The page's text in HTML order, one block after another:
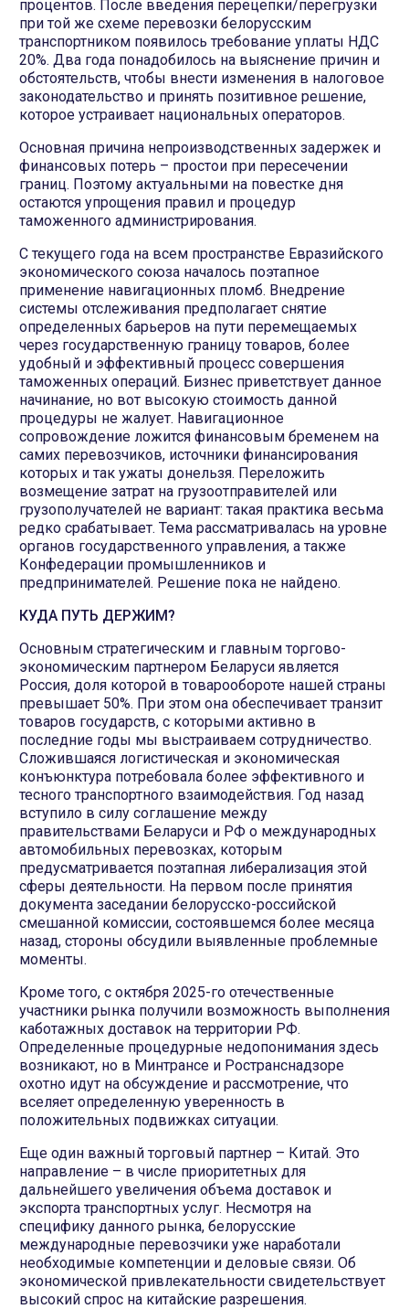
процентов. После введения перецепки/перегрузки
при той же схеме перевозки белорусским
транспортником появилось требование уплаты НДС
20%. Два года понадобилось на выяснение причин и
обстоятельств, чтобы внести изменения в налоговое
законодательство и принять позитивное решение,
которое устраивает национальных операторов.
Основная причина непроизводственных задержек и
финансовых потерь – простои при пересечении
границ. Поэтому актуальными на повестке дня
остаются упрощения правил и процедур
таможенного администрирования.
С текущего года на всем пространстве Евразийского
экономического союза началось поэтапное
применение навигационных пломб. Внедрение
системы отслеживания предполагает снятие
определенных барьеров на пути перемещаемых
через государственную границу товаров, более
удобный и эффективный процесс совершения
таможенных операций. Бизнес приветствует данное
начинание, но вот высокую стоимость данной
процедуры не жалует. Навигационное
сопровождение ложится финансовым бременем на
самих перевозчиков, источники финансирования
которых и так ужаты донельзя. Переложить
возмещение затрат на грузоотправителей или
грузополучателей не вариант: такая практика весьма
редко срабатывает. Тема рассматривалась на уровне
органов государственного управления, а также
Конфедерации промышленников и
предпринимателей. Решение пока не найдено.
КУДА ПУТЬ ДЕРЖИМ?
Основным стратегическим и главным торгово-
экономическим партнером Беларуси является
Россия, доля которой в товарообороте нашей страны
превышает 50%. При этом она обеспечивает транзит
товаров государств, с которыми активно в
последние годы мы выстраиваем сотрудничество.
Сложившаяся логистическая и экономическая
конъюнктура потребовала более эффективного и
тесного транспортного взаимодействия. Год назад
вступило в силу соглашение между
правительствами Беларуси и РФ о международных
автомобильных перевозках, которым
предусматривается поэтапная либерализация этой
сферы деятельности. На первом после принятия
документа заседании белорусско-российской
смешанной комиссии, состоявшемся более месяца
назад, стороны обсудили выявленные проблемные
моменты.
Кроме того, с октября 2025-го отечественные
участники рынка получили возможность выполнения
каботажных доставок на территории РФ.
Определенные процедурные недопонимания здесь
возникают, но в Минтрансе и Ространснадзоре
охотно идут на обсуждение и рассмотрение, что
вселяет определенную уверенность в
положительных подвижках ситуации.
Еще один важный торговый партнер – Китай. Это
направление – в числе приоритетных для
дальнейшего увеличения объема доставок и
экспорта транспортных услуг. Несмотря на
специфику данного рынка, белорусские
международные перевозчики уже наработали
необходимые компетенции и деловые связи. Об
экономической привлекательности свидетельствует
высокий спрос на китайские разрешения.